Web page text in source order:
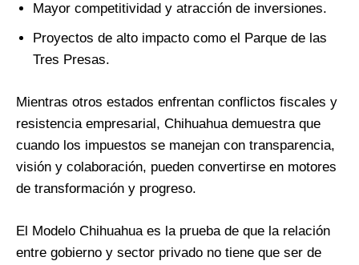
Mayor competitividad y atracción de inversiones.
Proyectos de alto impacto como el Parque de las
Tres Presas.
Mientras otros estados enfrentan conflictos fiscales y
resistencia empresarial, Chihuahua demuestra que
cuando los impuestos se manejan con transparencia,
visión y colaboración, pueden convertirse en motores
de transformación y progreso.
El Modelo Chihuahua es la prueba de que la relación
entre gobierno y sector privado no tiene que ser de